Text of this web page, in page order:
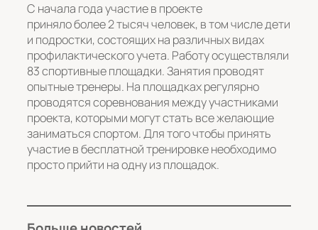
С начала года участие в проекте
приняло более 2 тысяч человек, в том числе дети
и подростки, состоящих на различных видах
профилактического учета. Работу осуществляли
83 спортивные площадки. Занятия проводят
опытные тренеры. На площадках регулярно
проводятся соревнования между участниками
проекта, которыми могут стать все желающие
заниматься спортом. Для того чтобы принять
участие в бесплатной тренировке необходимо
просто прийти на одну из площадок.